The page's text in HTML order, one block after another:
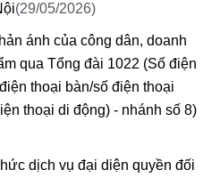
(29/05/2026)
ánh của công dân, doanh
qua Tổng đài 1022 (Số điện
thoại bàn/số điện thoại
thoại di động) - nhánh số 8)
dịch vụ đại diện quyền đối